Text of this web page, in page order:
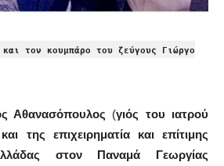
τον κουμπάρο του ζεύγους Γιώργο
Αθανασόπουλος (γιός του ιατρού
της επιχειρηματία και επίτιμης
στον Παναμά Γεωργίας